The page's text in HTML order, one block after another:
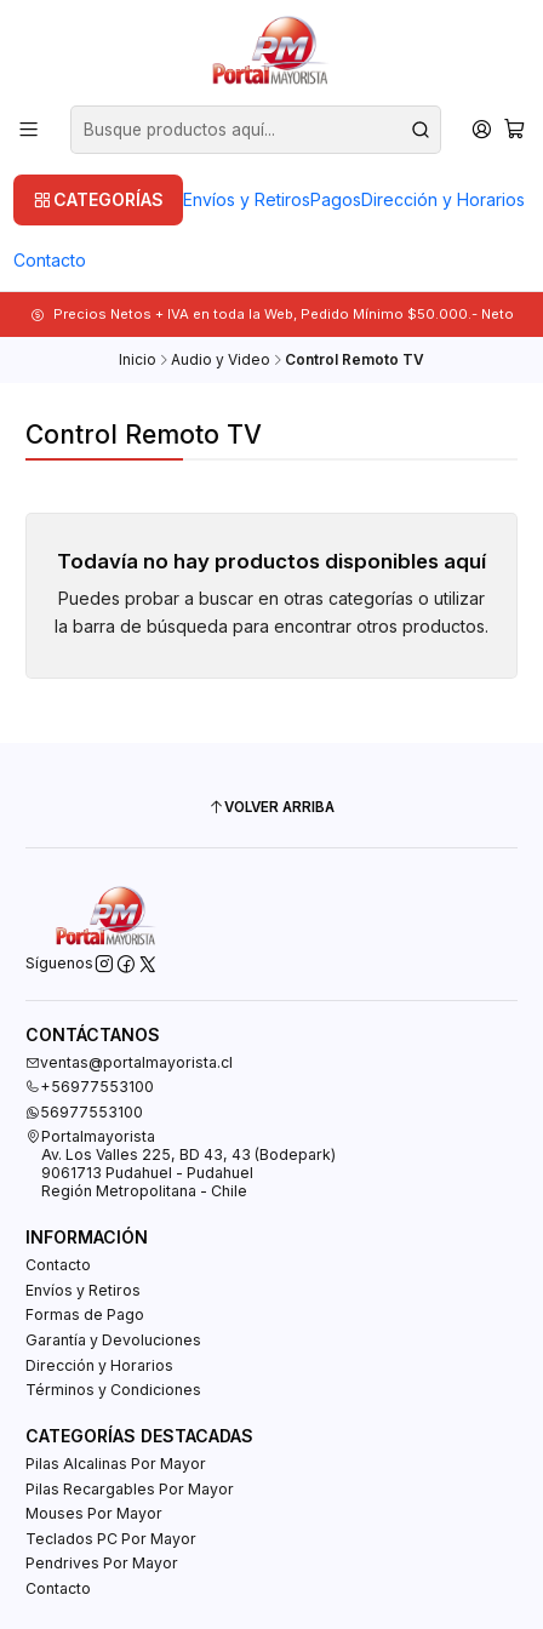
CATEGORÍAS Envíos y RetirosPagosDirección y Horarios
Contacto
Precios Netos + IVA en toda la Web, Pedido Mínimo $50.000.- Neto
Inicio Audio y Video Control Remoto TV
Control Remoto TV
Todavía no hay productos disponibles aquí
Puedes probar a buscar en otras categorías o utilizar
la barra de búsqueda para encontrar otros productos.
VOLVER ARRIBA
Síguenos
CONTÁCTANOS
ventas@portalmayorista.cl
+56977553100
56977553100
Portalmayorista
Av. Los Valles 225, BD 43, 43 (Bodepark)
9061713 Pudahuel - Pudahuel
Región Metropolitana - Chile
INFORMACIÓN
Contacto
Envíos y Retiros
Formas de Pago
Garantía y Devoluciones
Dirección y Horarios
Términos y Condiciones
CATEGORÍAS DESTACADAS
Pilas Alcalinas Por Mayor
Pilas Recargables Por Mayor
Mouses Por Mayor
Teclados PC Por Mayor
Pendrives Por Mayor
Contacto